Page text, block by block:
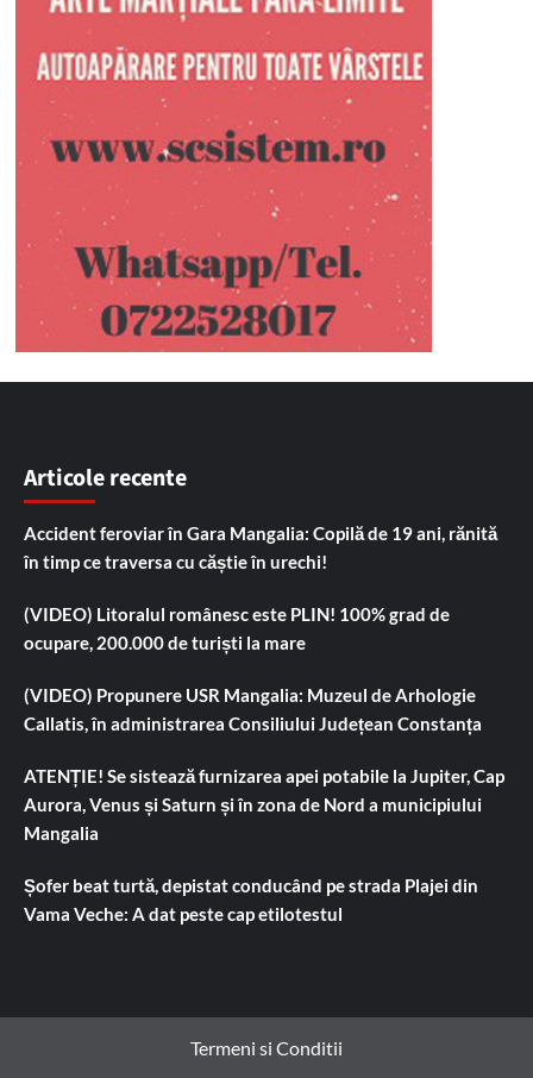
Articole recente
Accident feroviar în Gara Mangalia: Copilă de 19 ani, rănită
în timp ce traversa cu căștie în urechi!
(VIDEO) Litoralul românesc este PLIN! 100% grad de
ocupare, 200.000 de turiști la mare
(VIDEO) Propunere USR Mangalia: Muzeul de Arhologie
Callatis, în administrarea Consiliului Județean Constanța
ATENȚIE! Se sistează furnizarea apei potabile la Jupiter, Cap
Aurora, Venus și Saturn și în zona de Nord a municipiului
Mangalia
Șofer beat turtă, depistat conducând pe strada Plajei din
Vama Veche: A dat peste cap etilotestul
Termeni si Conditii